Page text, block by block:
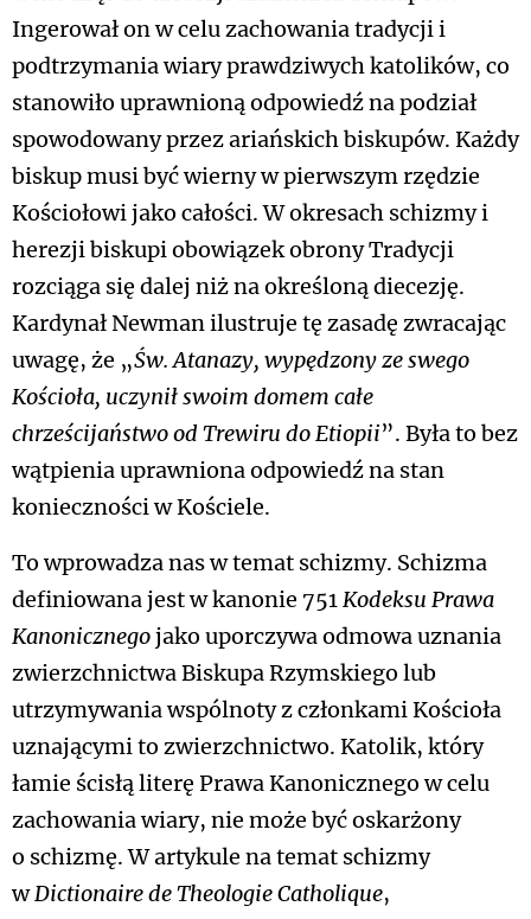
Ingerował on w celu zachowania tradycji i
podtrzymania wiary prawdziwych katolików, co
stanowiło uprawnioną odpowiedź na podział
spowodowany przez ariańskich biskupów. Każdy
biskup musi być wierny w pierwszym rzędzie
Kościołowi jako całości. W okresach schizmy i
herezji biskupi obowiązek obrony Tradycji
rozciąga się dalej niż na określoną diecezję.
Kardynał Newman ilustruje tę zasadę zwracając
uwagę, że „Św. Atanazy, wypędzony ze swego
Kościoła, uczynił swoim domem całe
chrześcijaństwo od Trewiru do Etiopii”. Była to bez
wątpienia uprawniona odpowiedź na stan
konieczności w Kościele.
To wprowadza nas w temat schizmy. Schizma
definiowana jest w kanonie 751Kodeksu Prawa
Kanonicznegojako uporczywa odmowa uznania
zwierzchnictwa Biskupa Rzymskiego lub
utrzymywania wspólnoty z członkami Kościoła
uznającymi to zwierzchnictwo. Katolik, który
łamie ścisłą literę Prawa Kanonicznego w celu
zachowania wiary, nie może być oskarżony
o schizmę. W artykule na temat schizmy
wDictionaire de Theologie Catholique,